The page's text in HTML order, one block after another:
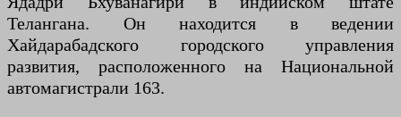
Телангана. Он находится в ведении
Хайдарабадского городского управления
развития, расположенного на Национальной
автомагистрали 163.